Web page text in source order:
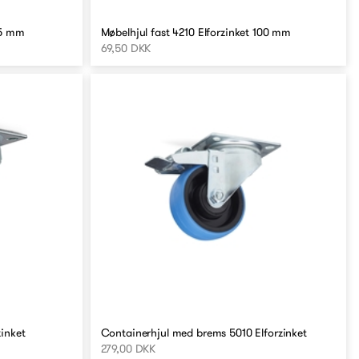
mm
Møbelhjul fast 4210 Elforzinket 100 mm
69,50 DKK
Containerhjul med brems 5010 Elforzinket
279,00 DKK